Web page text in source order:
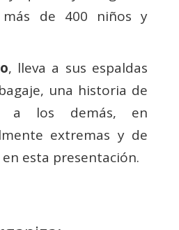
más de 400 niños y
, lleva a sus espaldas
una historia de
a los demás, en
extremas y de
esta presentación.